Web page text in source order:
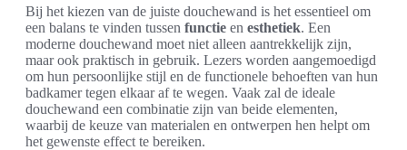
Bij het kiezen van de juiste douchewand is het essentieel om
een balans te vinden tussen functie en esthetiek. Een
moderne douchewand moet niet alleen aantrekkelijk zijn,
maar ook praktisch in gebruik. Lezers worden aangemoedigd
om hun persoonlijke stijl en de functionele behoeften van hun
badkamer tegen elkaar af te wegen. Vaak zal de ideale
douchewand een combinatie zijn van beide elementen,
waarbij de keuze van materialen en ontwerpen hen helpt om
het gewenste effect te bereiken.